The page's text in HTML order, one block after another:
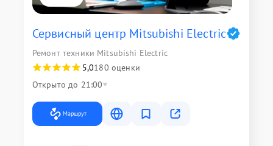
Сервисный центр Mitsubishi Electric
Ремонт техники Mitsubishi Electric
5,0180 оценки
Открыто до 21:00
Маршрут